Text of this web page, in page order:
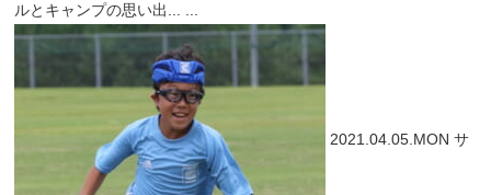
ルとキャンプの思い出... ...
2021.04.05.MON サ